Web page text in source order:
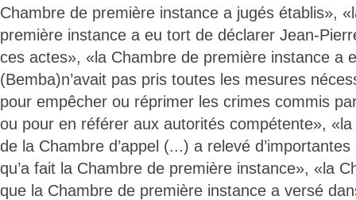
Chambre de première instance a jugés établis»,
première instance a eu tort de déclarer Jean-
ces actes», «la Chambre de première instance a
(Bemba)n’avait pas pris toutes les mesures
pour empêcher ou réprimer les crimes commis
ou pour en référer aux autorités compétente»,
de la Chambre d’appel (...) a relevé
qu’a fait la Chambre de première instance», «la
que la Chambre de première instance a versé